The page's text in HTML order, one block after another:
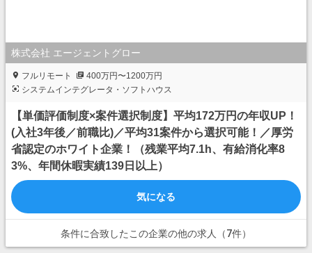
株式会社 エージェントグロー
フルリモート
400万円〜1200万円
システムインテグレータ・ソフトハウス
【単価評価制度×案件選択制度】平均172万円の年収UP！
(入社3年後／前職比)／平均31案件から選択可能！／厚労
省認定のホワイト企業！（残業平均7.1h、有給消化率8
3%、年間休暇実績139日以上）
気になる
条件に合致したこの企業の他の求人（7件）